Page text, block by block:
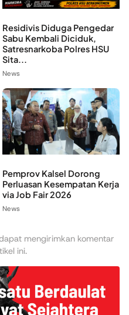
Residivis Diduga Pengedar
Sabu Kembali Diciduk,
Satresnarkoba Polres HSU
Sita...
News
Pemprov Kalsel Dorong
Perluasan Kesempatan Kerja
via Job Fair 2026
News
mengirimkan komentar
ini.